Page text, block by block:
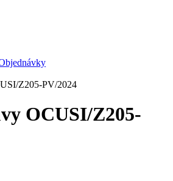
Z205-PV/2024
OCUSI/Z205-